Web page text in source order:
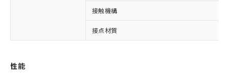
接触機構
接点材質
性能
対応済み：EU RoHS指令（10物質）の
非含有に対応した製品が提供可能な商品で